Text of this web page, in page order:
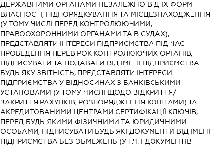
ДЕРЖАВНИМИ ОРГАНАМИ НЕЗАЛЕЖНО ВІД ЇХ ФОРМ
ВЛАСНОСТІ, ПІДПОРЯДКУВАННЯ ТА МІСЦЕЗНАХОДЖЕННЯ
(У ТОМУ ЧИСЛІ ПЕРЕД КОНТРОЛЮЮЧИМИ,
ПРАВООХОРОННИМИ ОРГАНАМИ ТА В СУДАХ),
ПРЕДСТАВЛЯТИ ІНТЕРЕСИ ПІДПРИЄМСТВА ПІД ЧАС
ПРОВЕДЕННЯ ПЕРЕВІРОК КОНТРОЛЮЮЧИХ ОРГАНІВ,
ПІДПИСУВАТИ ТА ПОДАВАТИ ВІД ІМЕНІ ПІДПРИЄМСТВА
БУДЬ ЯКУ ЗВІТНІСТЬ, ПРЕДСТАВЛЯТИ ІНТЕРЕСИ
ПІДПРИЄМСТВА У ВІДНОСИНАХ З БАНКІВСЬКИМИ
УСТАНОВАМИ (У ТОМУ ЧИСЛІ ЩОДО ВІДКРИТТЯ/
ЗАКРИТТЯ РАХУНКІВ, РОЗПОРЯДЖЕННЯ КОШТАМИ) ТА
АКРЕДИТОВАНИМИ ЦЕНТРАМИ СЕРТИФІКАЦІЇ КЛЮЧІВ,
ПЕРЕД БУДЬ ЯКИМИ ФІЗИЧНИМИ ТА ЮРИДИЧНИМИ
ОСОБАМИ, ПІДПИСУВАТИ БУДЬ ЯКІ ДОКУМЕНТИ ВІД ІМЕНІ
ПІДПРИЄМСТВА БЕЗ ОБМЕЖЕНЬ (У Т.Ч. І ДОКУМЕНТІВ